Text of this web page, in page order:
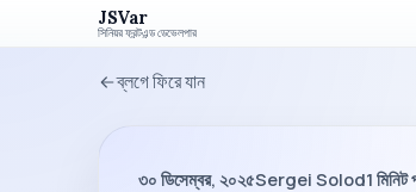
JSVar
সিনিয়র ফ্রন্টএন্ড ডেভেলপার
ব্লগে ফিরে যান
৩০ ডিসেম্বর, ২০২৫Sergei Solod1 মিনিট